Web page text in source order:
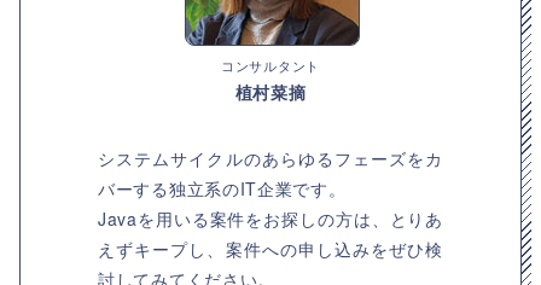
コンサルタント
植村菜摘
システムサイクルのあらゆるフェーズをカ
バーする独立系のIT企業です。
Javaを用いる案件をお探しの方は、とりあ
えずキープし、案件への申し込みをぜひ検
討してみてください。